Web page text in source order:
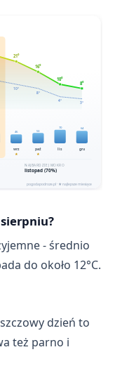
- średnio
do około 12°C.
dzień to
też parno i